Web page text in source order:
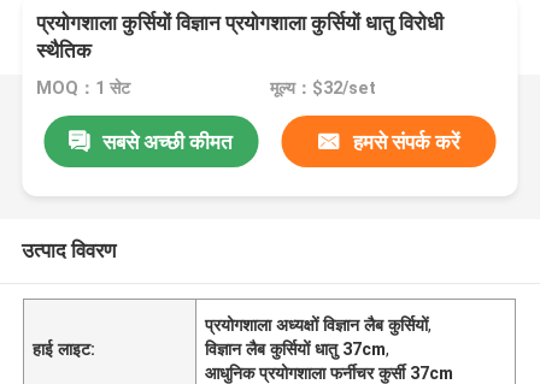
प्रयोगशाला कुर्सियों विज्ञान प्रयोगशाला कुर्सियों धातु विरोधी
स्थैतिक
MOQ：1 सेट मूल्य：$32/set
सबसे अच्छी कीमत हमसे संपर्क करें
उत्पाद विवरण
हाई लाइट:
प्रयोगशाला अध्यक्षों विज्ञान लैब कुर्सियों,
विज्ञान लैब कुर्सियों धातु 37cm,
आधुनिक प्रयोगशाला फर्नीचर कुर्सी 37cm